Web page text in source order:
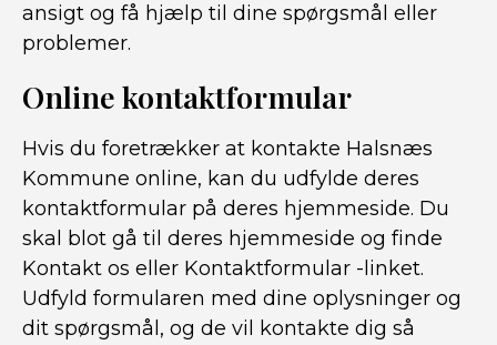
ansigt og få hjælp til dine spørgsmål eller
problemer.
Online kontaktformular
Hvis du foretrækker at kontakte Halsnæs
Kommune online, kan du udfylde deres
kontaktformular på deres hjemmeside. Du
skal blot gå til deres hjemmeside og finde
Kontakt os eller Kontaktformular -linket.
Udfyld formularen med dine oplysninger og
dit spørgsmål, og de vil kontakte dig så